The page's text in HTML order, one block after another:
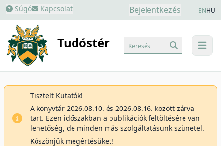
Súgó Kapcsolat Bejelentkezés ENHU
Tudóstér menu
Keresés
Tisztelt Kutatók!
A könyvtár 2026.08.10. és 2026.08.16. között zárva
tart. Ezen időszakban a publikációk feltöltésére van
lehetőség, de minden más szolgáltatásunk szünetel.
Köszönjük megértésüket!